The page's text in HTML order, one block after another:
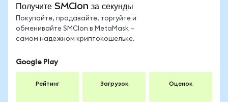
Получите SMCIon за секунды
Покупайте, продавайте, торгуйте и
обменивайте SMCIon в MetaMask —
самом надёжном криптокошельке.
Google Play
Рейтинг Загрузок Оценок